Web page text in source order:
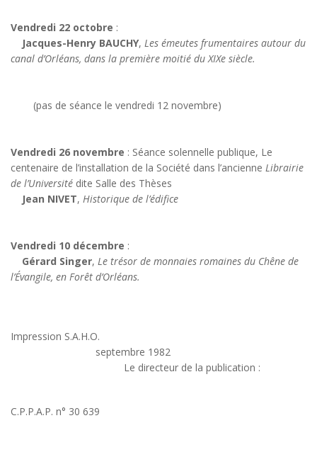
Vendredi 22 octobre :
Jacques-Henry BAUCHY, Les émeutes frumentaires autour du
canal d’Orléans, dans la première moitié du XIXe siècle.
(pas de séance le vendredi 12 novembre)
Vendredi 26 novembre : Séance solennelle publique, Le
centenaire de l’installation de la Société dans l’ancienne Librairie
de l’Université dite Salle des Thèses
Jean NIVET, Historique de l’édifice
Vendredi 10 décembre :
Gérard Singer, Le trésor de monnaies romaines du Chêne de
l’Évangile, en Forêt d’Orléans.
Impression S.A.H.O.
septembre 1982
Le directeur de la publication :
C.P.P.A.P. n° 30 639